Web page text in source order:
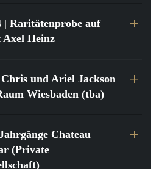
| Raritätenprobe auf
Axel Heinz
Chris und Ariel Jackson
Wiesbaden (tba)
Chateau
(Private